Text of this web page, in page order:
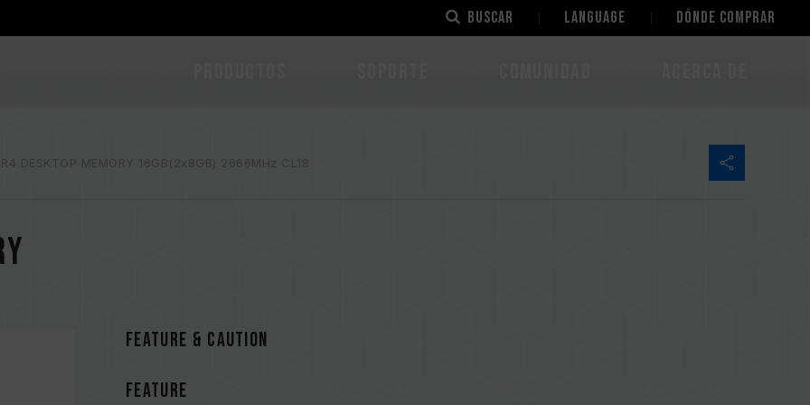
Buscar LANGUAGE Dónde comprar
DESKTOP MEMORY 16GB(2x8GB) 2666MHz CL18
FEATURE & CAUTION
FEATURE